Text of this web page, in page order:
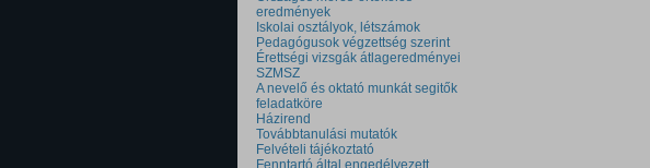
eredmények
Iskolai osztályok, létszámok
Pedagógusok végzettség szerint
Érettségi vizsgák átlageredményei
SZMSZ
A nevelő és oktató munkát segitők
feladatköre
Házirend
Továbbtanulási mutatók
Felvételi tájékoztató
Fenntartó által engedélyezett